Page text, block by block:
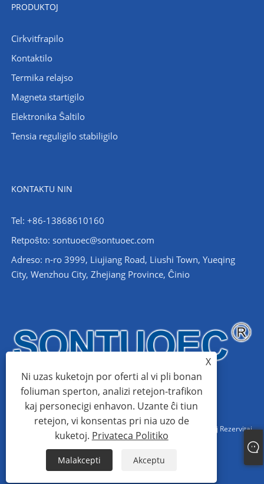
PRODUKTOJ
Cirkvitfrapilo
Kontaktilo
Termika relajso
Magneta startigilo
Elektronika Ŝaltilo
Tensia reguligilo stabiligilo
KONTAKTU NIN
Tel: +86-13868610160
Retpoŝto: sontuoec@sontuoec.com
Adreso: n-ro 3999, Liujiang Road, Liushi Town, Yueqing
City, Wenzhou City, Zhejiang Province, Ĉinio
Kopirajto © 2024 Wenzhou Santuo Electrical Co., Ltd. Ĉiuj Rajtoj Rezervitaj
Sitemap RSS XML Privateca Politiko
X
Ni uzas kuketojn por oferti al vi pli bonan
foliuman sperton, analizi retejon-trafikon
kaj personecigi enhavon. Uzante ĉi tiun
retejon, vi konsentas pri nia uzo de
kuketoj. Privateca Politiko
Malakcepti Akceptu